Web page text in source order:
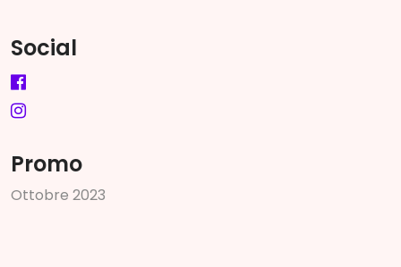
Social
Promo
Ottobre 2023